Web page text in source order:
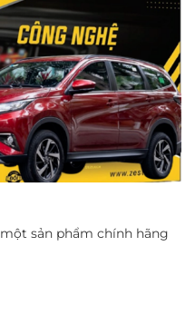
một sản phẩm chính hãng